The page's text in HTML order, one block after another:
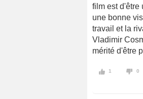
film est d'être
une bonne
travail et la
Vladimir
mérité d'être
1 0